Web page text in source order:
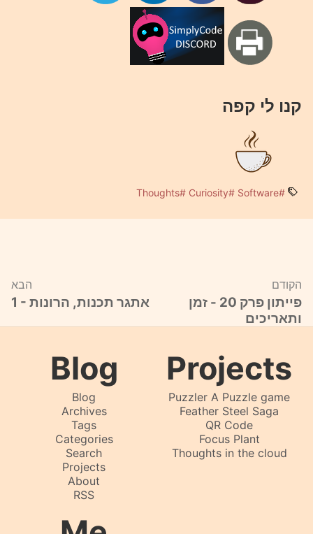
קנו לי קפה
#Software
#Curiosity
#Thoughts
הבא
1 - אתגר תכנות, הרונות
הקודם
פייתון פרק 20 - זמן
ותאריכים
Blog
Blog
Archives
Tags
Categories
Search
Projects
About
RSS
Projects
Puzzler A Puzzle game
Feather Steel Saga
QR Code
Focus Plant
Thoughts in the cloud